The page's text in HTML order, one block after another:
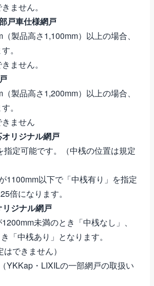
ません。
戸車仕様網戸
製品高さ1,100mm）以上の場合、
。
ません。
製品高さ1,200mm）以上の場合、
。
ません
リジナル網戸
指定可能です。（中桟の位置は規定
1100mm以下で「中桟有り」を指定
倍になります。
ジナル網戸
未満のとき「中桟なし」、
「中桟あり」となります。
はできません）
YKKap・LIXILの一部網戸の取扱い